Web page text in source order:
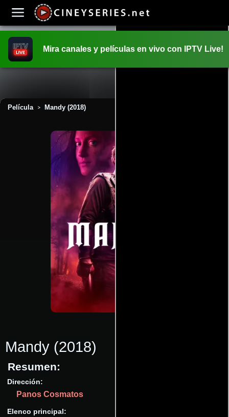
Mira canales y películas en vivo con IPTV Live!
Película > Mandy (2018)
Mandy (2018)
Resumen:
Dirección:
Panos Cosmatos
Elenco principal: